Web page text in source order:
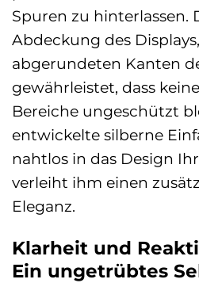
Spuren zu hinterlassen.
Abdeckung des
abgerundeten Kanten
gewährleistet, dass
Bereiche ungeschützt
entwickelte silberne
nahtlos in das Design
verleiht ihm einen
Eleganz.
Klarheit und
Ein ungetrübtes